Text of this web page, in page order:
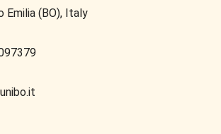
Emilia (BO), Italy